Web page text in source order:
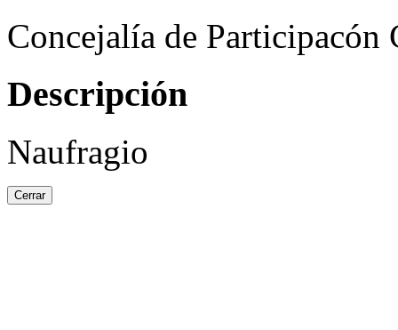
Concejalía de Participacón
Descripción
Naufragio
Cerrar